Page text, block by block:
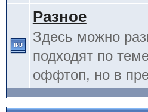
Разное
Здесь можно
подходят по
оффтоп, но в